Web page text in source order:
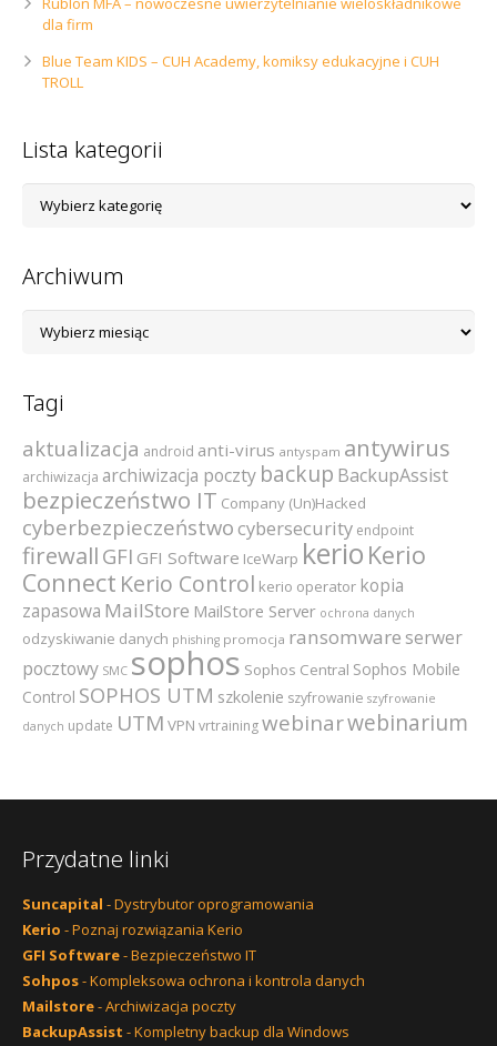
dla firm
Blue Team KIDS – CUH Academy, komiksy edukacyjne i CUH
TROLL
Lista kategorii
kategorii
Archiwum
Tagi
aktualizacja android anti-virus antyspam antywirus
archiwizacja archiwizacja poczty backup BackupAssist
bezpieczeństwo IT Company (Un)Hacked
cyberbezpieczeństwocybersecurity endpoint
firewall GFI GFI Software IceWarp kerio Kerio
Connect Kerio Control kerio operator kopia
zapasowa MailStore MailStore Server ochrona danych
odzyskiwanie danych phishing promocja ransomware serwer
pocztowy SMC sophos Sophos Central Sophos Mobile
Control SOPHOS UTM szkolenie szyfrowanie szyfrowanie
danych update UTM VPN vrtrainingwebinarwebinarium
Przydatne linki
Suncapital - Dystrybutor oprogramowania
Kerio - Poznaj rozwiązania Kerio
GFI Software- Bezpieczeństwo IT
Sohpos- Kompleksowa ochrona i kontrola danych
Mailstore- Archiwizacja poczty
BackupAssist - Kompletny backup dla Windows